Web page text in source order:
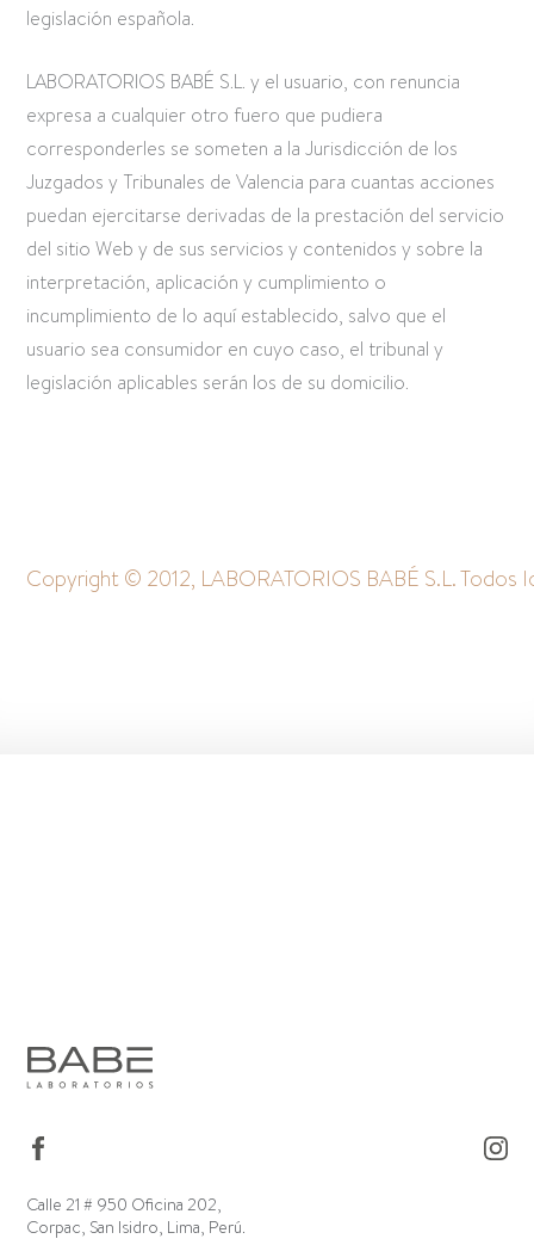
legislación española.
LABORATORIOS BABÉ S.L. y el usuario, con renuncia
expresa a cualquier otro fuero que pudiera
corresponderles se someten a la Jurisdicción de los
Juzgados y Tribunales de Valencia para cuantas acciones
puedan ejercitarse derivadas de la prestación del servicio
del sitio Web y de sus servicios y contenidos y sobre la
interpretación, aplicación y cumplimiento o
incumplimiento de lo aquí establecido, salvo que el
usuario sea consumidor en cuyo caso, el tribunal y
legislación aplicables serán los de su domicilio.
Copyright © 2012, LABORATORIOS BABÉ S.L. Todos
Calle 21 # 950 Oficina 202,
Corpac, San Isidro, Lima, Perú.